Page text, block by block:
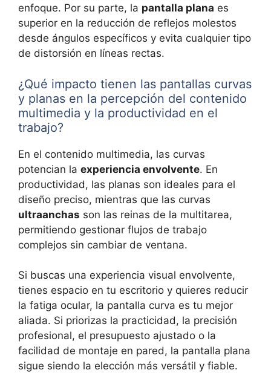
enfoque. Por su parte, la pantalla plana es
superior en la reducción de reflejos molestos
desde ángulos específicos y evita cualquier tipo
de distorsión en líneas rectas.
¿Qué impacto tienen las pantallas curvas
y planas en la percepción del contenido
multimedia y la productividad en el
trabajo?
En el contenido multimedia, las curvas
potencian la experiencia envolvente. En
productividad, las planas son ideales para el
diseño preciso, mientras que las curvas
ultraanchas son las reinas de la multitarea,
permitiendo gestionar flujos de trabajo
complejos sin cambiar de ventana.
Si buscas una experiencia visual envolvente,
tienes espacio en tu escritorio y quieres reducir
la fatiga ocular, la pantalla curva es tu mejor
aliada. Si priorizas la practicidad, la precisión
profesional, el presupuesto ajustado o la
facilidad de montaje en pared, la pantalla plana
sigue siendo la elección más versátil y fiable.